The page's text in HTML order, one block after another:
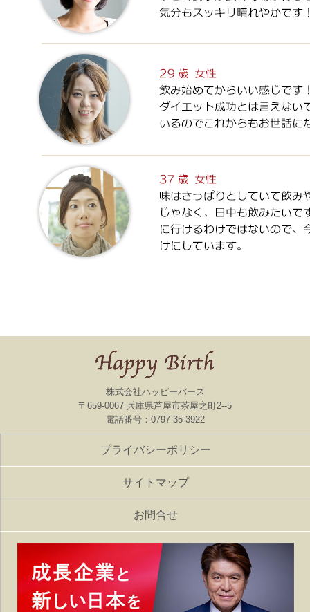
株式会社ハッピーバース
〒659-0067 兵庫県芦屋市茶屋之町2--5
電話番号：0797-35-3922
プライバシーポリシー
サイトマップ
お問合せ